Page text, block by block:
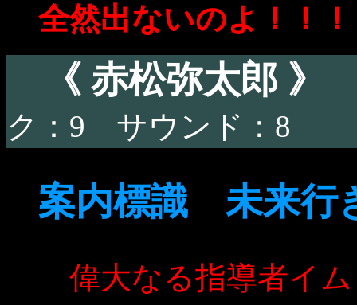
全然出ないのよ！！
《 赤松弥太郎
ク：9 サウンド：8
案内標識 未来行
偉大なる指導者イ